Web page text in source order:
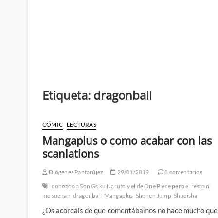
Etiqueta: dragonball
CÓMIC LECTURAS
Mangaplus o como acabar con las
scanlations
Diógenes Pantarújez 29/01/2019
8 comentarios
conozco a Son Goku Naruto y el de One Piece pero el resto ni
me suenan dragonball Mangaplus Shonen Jump Shueisha
¿Os acordáis de que comentábamos no hace mucho que